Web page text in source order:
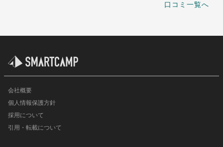
口コミ一覧へ
会社概要
個人情報保護方針
採用について
引用・転載について